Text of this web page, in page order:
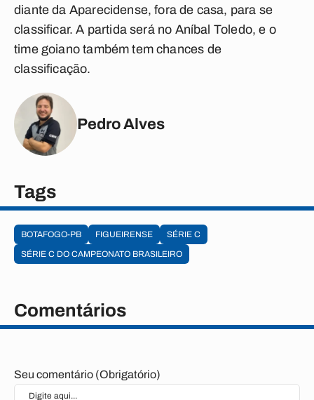
diante da Aparecidense, fora de casa, para se
classificar. A partida será no Aníbal Toledo, e o
time goiano também tem chances de
classificação.
Pedro Alves
Tags
BOTAFOGO-PB FIGUEIRENSE
SÉRIE C
SÉRIE C DO CAMPEONATO BRASILEIRO
Comentários
Seu comentário (Obrigatório)